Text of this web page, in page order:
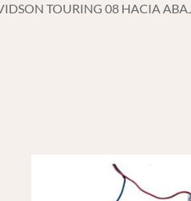
TOURING 08 HACIA